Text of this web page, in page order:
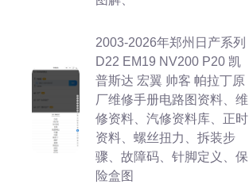
2003-2026年郑州日产系列
D22 EM19 NV200 P20 凯
普斯达 宏翼 帅客 帕拉丁原
厂维修手册电路图资料、维
修资料、汽修资料库、正时
资料、螺丝扭力、拆装步
骤、故障码、针脚定义、保
险盒图